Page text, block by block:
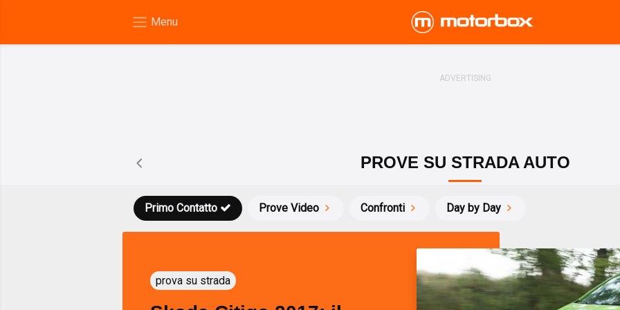
PROVE SU STRADA AUTO
Prove Video Confronti
Primo Contatto Day by Day
prova su strada